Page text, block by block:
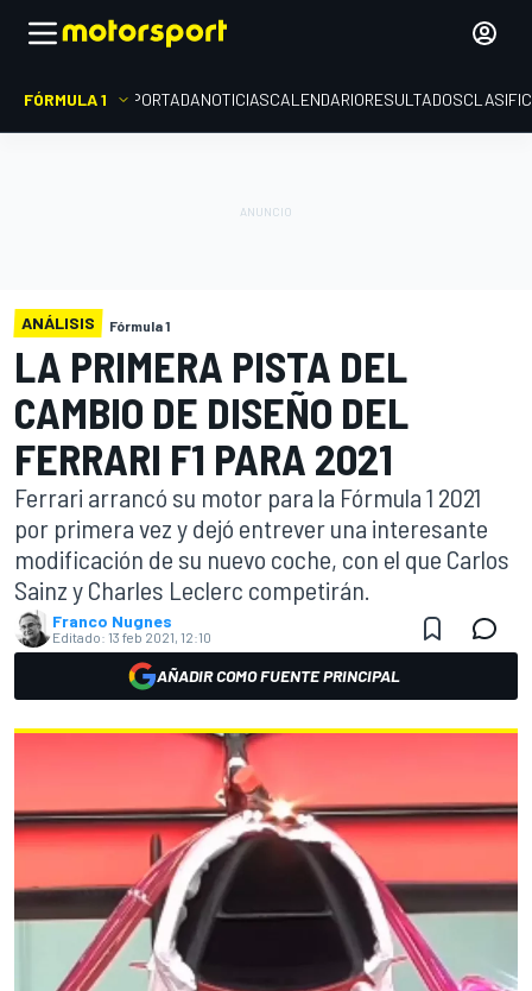
FÓRMULA 1 PORTADANOTICIASCALENDARIORESULTADOS
ANÁLISIS Fórmula 1
LA PRIMERA PISTA DEL
CAMBIO DE DISEÑO DEL
FERRARI F1 PARA 2021
Ferrari arrancó su motor para la Fórmula 1 2021
por primera vez y dejó entrever una interesante
modificación de su nuevo coche, con el que Carlos
Sainz y Charles Leclerc competirán.
Franco Nugnes
Editado: 13 feb 2021, 12:10
AÑADIR COMO FUENTE PRINCIPAL